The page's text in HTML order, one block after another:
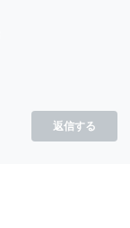
返信する